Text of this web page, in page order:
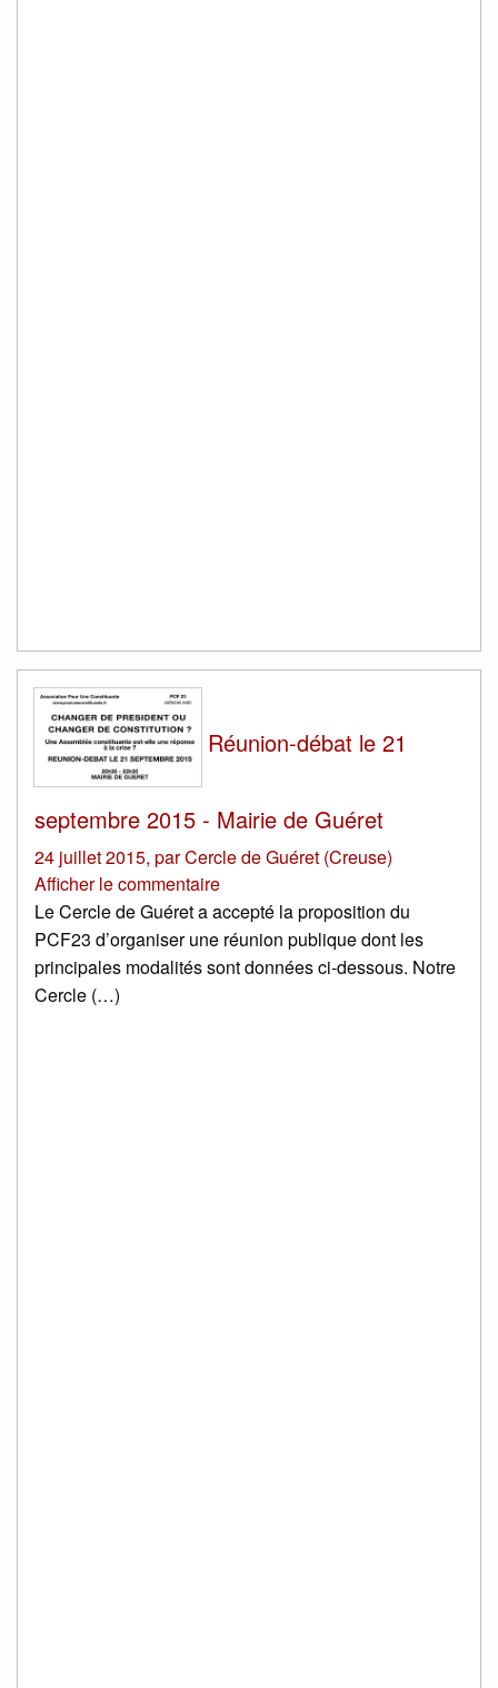
Réunion-débat le 21
septembre 2015 - Mairie de Guéret
24 juillet 2015, parCercle de Guéret (Creuse)
Afficher le commentaire
Le Cercle de Guéret a accepté la proposition du
PCF23 d’organiser une réunion publique dont les
principales modalités sont données ci-dessous. Notre
Cercle (…)